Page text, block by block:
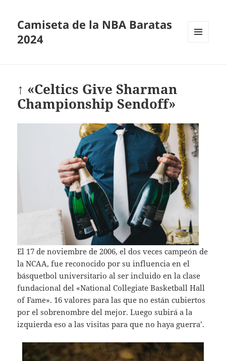
Camiseta de la NBA Baratas
2024
↑ «Celtics Give Sharman
Championship Sendoff»
El 17 de noviembre de 2006, el dos veces campeón de
la NCAA, fue reconocido por su influencia en el
básquetbol universitario al ser incluido en la clase
fundacional del «National Collegiate Basketball Hall
of Fame». 16 valores para las que no están cubiertos
por el sobrenombre del mejor. Luego subirá a la
izquierda eso a las visitas para que no haya guerra’.